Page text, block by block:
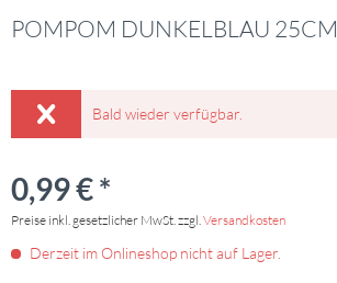
POMPOM DUNKELBLAU 25CM
Bald wieder verfügbar.
0,99 € *
Preise inkl. gesetzlicher MwSt. zzgl.Versandkosten
Derzeit im Onlineshop nicht auf Lager.